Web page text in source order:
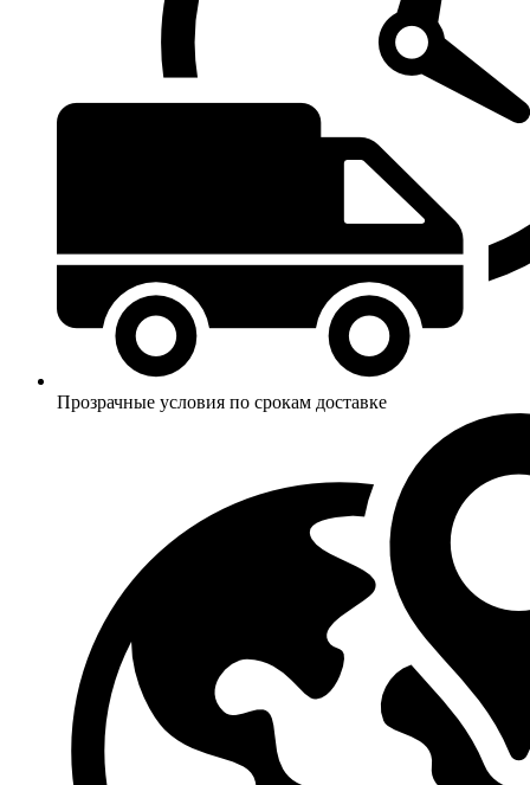
Прозрачные условия по срокам доставке